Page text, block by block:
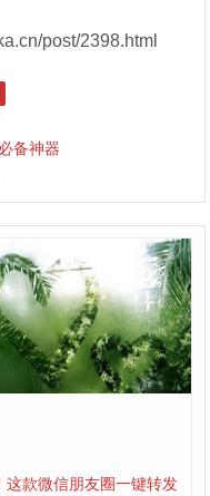
post/2398.html
备神器
这款微信朋友圈一键转发